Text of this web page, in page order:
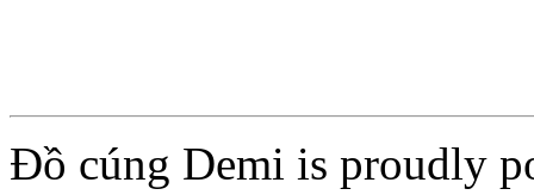
Đồ cúng Demi is proudly